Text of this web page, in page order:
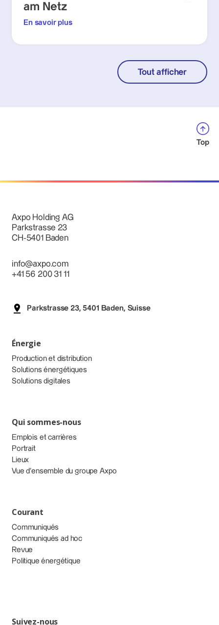
am Netz
En savoir plus
Tout afficher
Top
Axpo Holding AG
Parkstrasse 23
CH-5401 Baden
info@axpo.com
+41 56 200 31 11
Parkstrasse 23, 5401 Baden, Suisse
Énergie
Production et distribution
Solutions énergétiques
Solutions digitales
Qui sommes-nous
Emplois et carrières
Portrait
Lieux
Vue d’ensemble du groupe Axpo
Courant
Communiqués
Communiqués ad hoc
Revue
Politique énergétique
Suivez-nous